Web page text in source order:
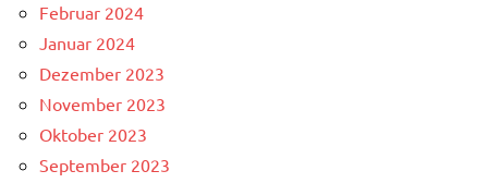
Februar 2024
Januar 2024
Dezember 2023
November 2023
Oktober 2023
September 2023